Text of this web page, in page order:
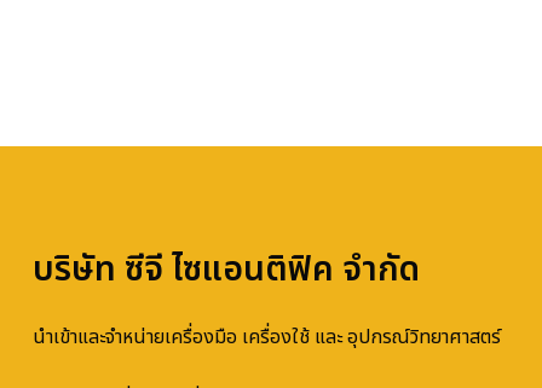
บริษัท ซีจี ไซแอนติฟิค จำกัด
นำเข้าและจำหน่ายเครื่องมือ เครื่องใช้ และ อุปกรณ์วิทยาศาสตร์